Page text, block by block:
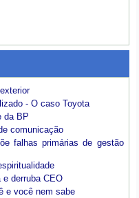
- O caso Toyota
da BP
comunicação
falhas primárias de gestão
e derruba CEO
e você nem sabe